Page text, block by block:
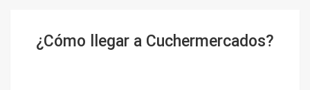
¿Cómo llegar a Cuchermercados?